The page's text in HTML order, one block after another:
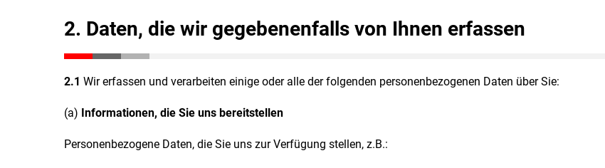
2. Daten, die wir gegebenenfalls von Ihnen erfassen
2.1 Wir erfassen und verarbeiten einige oder alle der folgenden personenbezogenen Daten über Sie:
(a) Informationen, die Sie uns bereitstellen
Personenbezogene Daten, die Sie uns zur Verfügung stellen, z.B.: